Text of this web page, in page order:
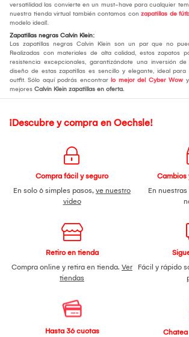
versatilidad las convierte en un must-have para cualquier
nuestra tienda virtual también contamos con zapatillas de
modelo ideal!.
Zapatillas negras Calvin Klein:
Las zapatillas negras Calvin Klein son un par que no
Realizadas con materiales de alta calidad, estos zapatos
resistencia excepcionales, garantizándote una inversión
diseño de estas zapatillas es sencillo y elegante, ideal para
outfit. Sólo aquí podrás encontrar lo mejor del Cyber Wow
mejores Calvin Klein zapatillas en oferta.
¡Descubre y compra en Oechsle!
Compra fácil y seguro
En solo 6 simples pasos, ve nuestro
video
Cambios
En
Retiro en tienda
Compra online y retira en tienda. Ver
tiendas
Fácil y rápido
Hasta 36 cuotas